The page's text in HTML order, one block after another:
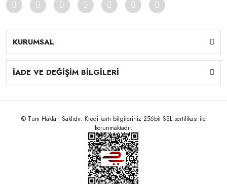
KURUMSAL
İADE VE DEĞİŞİM BİLGİLERİ
© Tüm Hakları Saklıdır. Kredi kartı bilgileriniz 256bit SSL sertifikası ile
korunmaktadır.